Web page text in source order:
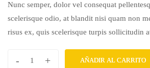
Nunc semper, dolor vel consequat
scelerisque odio, at blandit nisi quam non
risus ex, quis scelerisque turpis sollicitudin
- + AÑADIR AL CARRITO